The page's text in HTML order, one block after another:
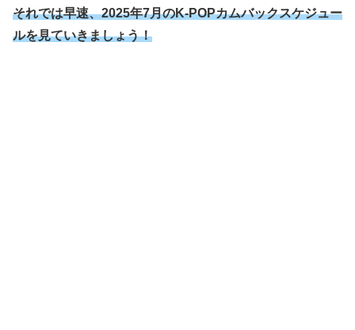
それでは早速、2025年7月のK-POPカムバックスケジュー
ルを見ていきましょう！